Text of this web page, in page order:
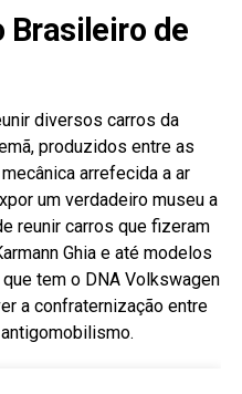
Brasileiro de
diversos carros da
produzidos entre as
arrefecida a ar
um verdadeiro museu a
reunir carros que fizeram
Ghia e até modelos
tem o DNA Volkswagen
a confraternização entre